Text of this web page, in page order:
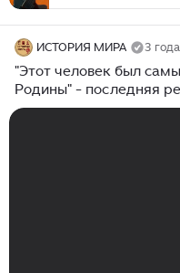
ИСТОРИЯ МИРА 3 года
"Этот человек был
Родины" - последняя
Горбачеве